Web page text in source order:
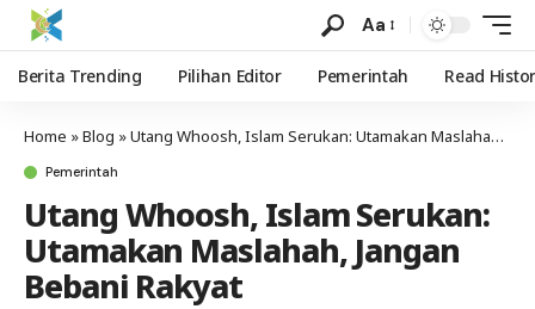
Aa
Berita Trending Pilihan Editor Pemerintah Read
Home »Blog »Utang Whoosh, Islam Serukan: Utamakan Maslahah, Jangan Bebani Rakyat
Pemerintah
Utang Whoosh, Islam Serukan:
Utamakan Maslahah, Jangan
Bebani Rakyat